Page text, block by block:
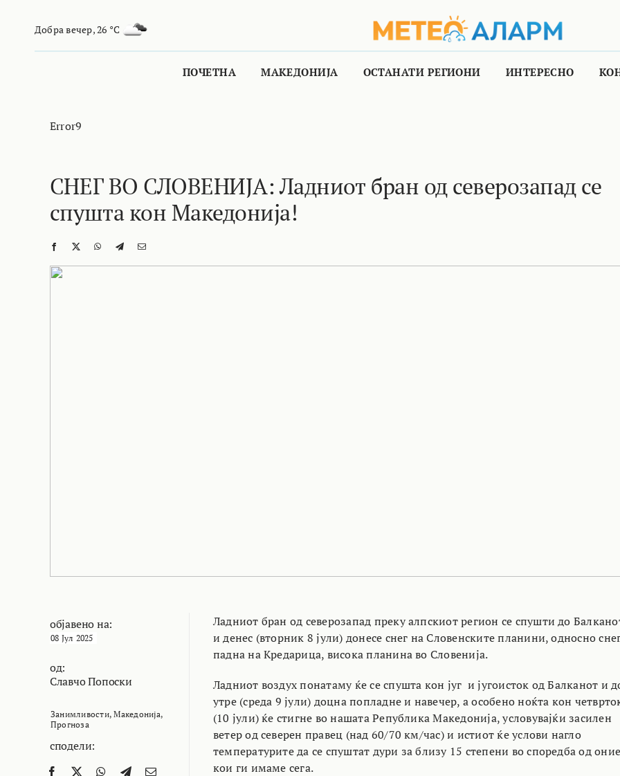
Добра вечер,26 °C
ПОЧЕТНА МАКЕДОНИЈА ОСТАНАТИ РЕГИОНИ ИНТЕРЕСНО
Error9
СНЕГ ВО СЛОВЕНИЈА: Ладниот бран од северозапад се
спушта кон Македонија!
објавено на:
08 Јул 2025
од:
Славчо Попоски
Занимливости,Македонија,
Прогноза
сподели:
Ладниот бран од северозапад преку алпскиот регион се спушти до
и денес (вторник 8 јули) донесе снег на Словенските планини, односно
падна на Кредарица, висока планина во Словенија.
Ладниот воздух понатаму ќе се спушта кон југ и југоисток од Балканот и
утре (среда 9 јули) доцна попладне и навечер, а особено ноќта кон
(10 јули) ќе стигне во нашата Република Македонија, условувајќи засилен
ветер од северен правец (над 60/70 км/час) и истиот ќе услови нагло
температурите да се спуштат дури за близу 15 степени во споредба од оние
кои ги имаме сега.